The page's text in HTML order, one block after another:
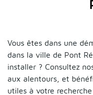
Vous êtes dans une
dans la ville de Pont
installer ? Consultez
aux alentours, et
utiles à votre